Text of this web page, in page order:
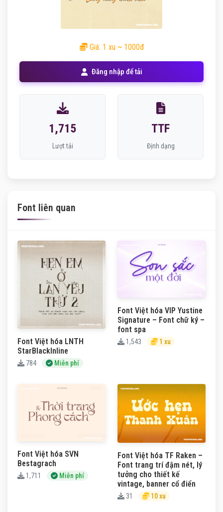
Giá: 1 xu ~ 1000đ
Đăng nhập để tải
1,715
Lượt tải
TTF
Định dạng
Font liên quan
Font Việt hóa LNTH
StarBlackInline
784 Miễn phí
Font Việt hóa VIP Yustine
Signature – Font chữ ký –
font spa
1,543 1 xu
Font Việt hóa SVN
Bestagrach
1,711 Miễn phí
Font Việt hóa TF Raken –
Font trang trí đậm nét, lý
tưởng cho thiết kế
vintage, banner cổ điển
31 10 xu